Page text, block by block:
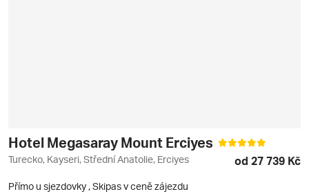
Hotel Megasaray Mount Erciyes
Turecko, Kayseri, Střední Anatolie, Erciyes od 27 739 Kč
Přímo u sjezdovky ,Skipas v ceně zájezdu